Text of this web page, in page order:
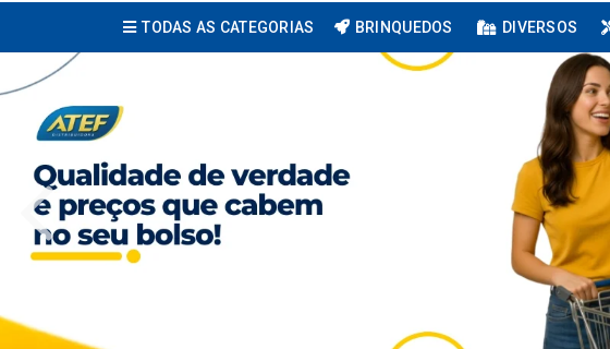
TODAS AS CATEGORIAS BRINQUEDOS DIVERSOS